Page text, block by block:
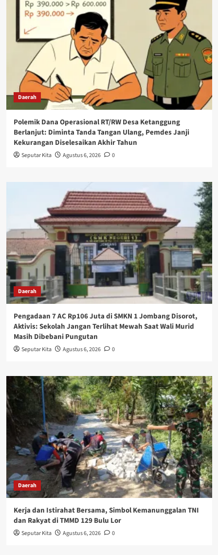
Daerah
Polemik Dana Operasional RT/RW Desa Ketanggung
Berlanjut: Diminta Tanda Tangan Ulang, Pemdes Janji
Kekurangan Diselesaikan Akhir Tahun
Seputar Kita Agustus 6, 2026 0
Daerah
Pengadaan 7 AC Rp106 Juta di SMKN 1 Jombang Disorot,
Aktivis: Sekolah Jangan Terlihat Mewah Saat Wali Murid
Masih Dibebani Pungutan
Seputar Kita Agustus 6, 2026 0
Daerah
Kerja dan Istirahat Bersama, Simbol Kemanunggalan TNI
dan Rakyat di TMMD 129 Bulu Lor
Seputar Kita Agustus 6, 2026 0